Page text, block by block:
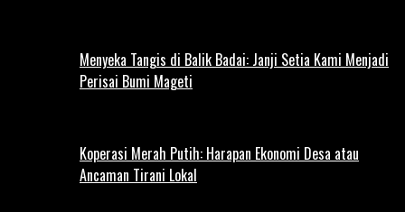
Menyeka Tangis di Balik Badai: Janji Setia Kami Menjadi
Perisai Bumi Mageti
Koperasi Merah Putih: Harapan Ekonomi Desa atau
Ancaman Tirani Lokal